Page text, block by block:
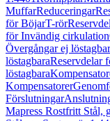
MuffarReduceringar
för BöjarT-rör
för Invändig cirkulation
Övergångar ej
löstagbaraReservdelar
löstagbara
Kompensatorer
Förslutningar
Mapress Rostfritt Stål,